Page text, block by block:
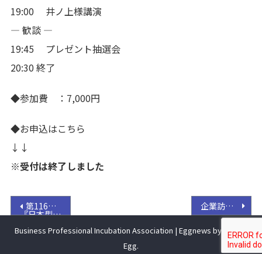
19:00 井ノ上様講演
— 歓談 —
19:45 プレゼント抽選会
20:30 終了
◆参加費 ：7,000円
◆お申込はこちら
↓↓
※受付は終了しました
投
稿
ナ
第116回 目からウロコの「新ビジネスモデル」研究会(2017/11/28)
『日本型RPAで実現する働き方改革 〜失敗しないRPA導入アプローチ〜』
RPAテクノロジーズ株式会社 最高執行責任者
企業訪問レポート キッコーマン食品株式会社 野田工場
Business Professional Incubation Association | Eggnews by Theme
Egg.